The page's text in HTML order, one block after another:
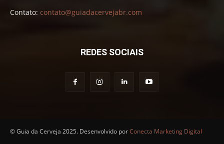
Contato: contato@guiadacervejabr.com
REDES SOCIAIS
© Guia da Cerveja 2025. Desenvolvido porConecta Marketing Digital